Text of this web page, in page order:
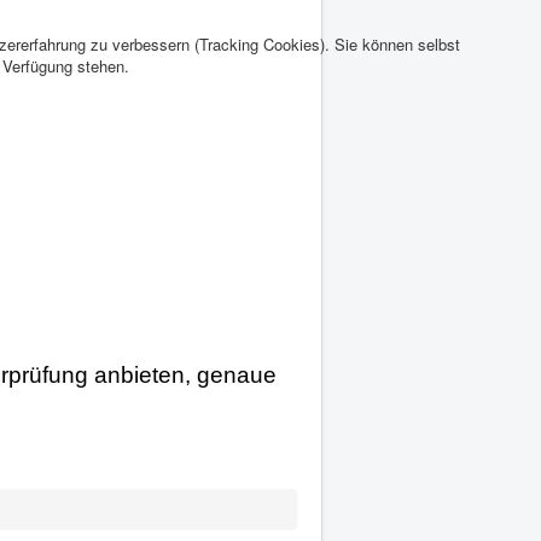
anbieten, genaue
zu verbessern (Tracking Cookies). Sie können selbst
stehen.